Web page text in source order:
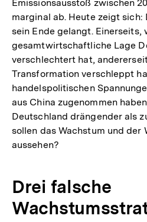
Emissionsausstoß zwischen
marginal ab. Heute zeigt sich:
sein Ende gelangt. Einerseits,
gesamtwirtschaftliche Lage
verschlechtert hat,
Transformation verschleppt
handelspolitischen
aus China zugenommen
Deutschland drängender als
sollen das Wachstum und der
aussehen?
Drei falsche